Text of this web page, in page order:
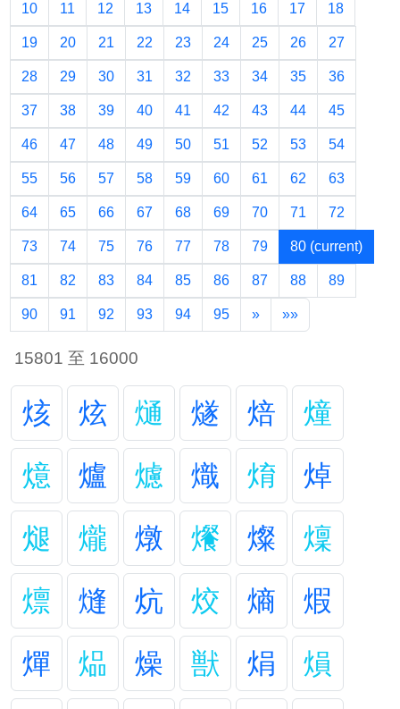
10 11 12 13 14 15 16 17 18
19 20 21 22 23 24 25 26 27
28 29 30 31 32 33 34 35 36
37 38 39 40 41 42 43 44 45
46 47 48 49 50 51 52 53 54
55 56 57 58 59 60 61 62 63
64 65 66 67 68 69 70 71 72
73 74 75 76 77 78 79 80 (current)
81 82 83 84 85 86 87 88 89
90 91 92 93 94 95 » »»
15801 至 16000
烗 炫 熥 燧 焙
燑
燱
爐 爈 熾 焴
焯
煺
爖 燉 爘 燦
燣
燷
熢 炕 烄 熵
煆
燀
煰 燥 獣 焆
熉